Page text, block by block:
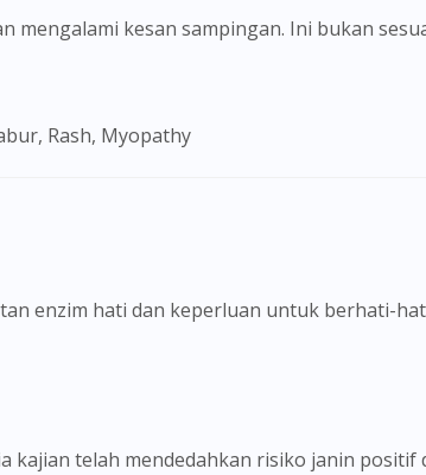
mengalami kesan sampingan. Ini bukan
Rash, Myopathy
enzim hati dan keperluan untuk berhati-
kajian telah mendedahkan risiko janin positif